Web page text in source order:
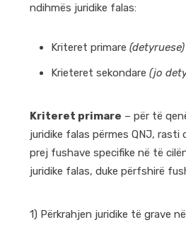
ndihmës juridike falas:
Kriteret primare (detyruese)
Krieteret sekondare (jo
Kriteret primare – për të
juridike falas përmes QNJ, rasti
prej fushave specifike në të
juridike falas, duke përfshirë
1) Përkrahjen juridike të grave